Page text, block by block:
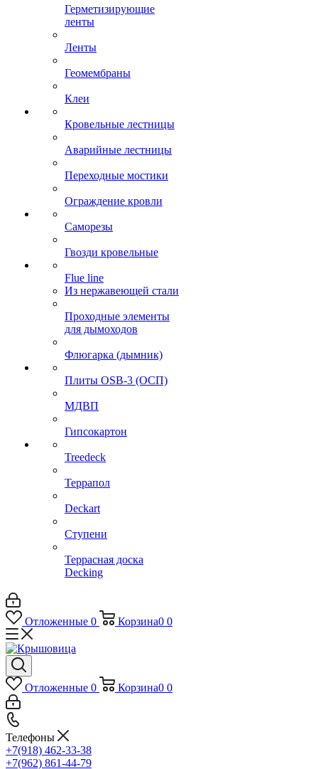
Герметизирующие
ленты
Ленты
Геомембраны
Клеи
Кровельные лестницы
Аварийные лестницы
Переходные мостики
Ограждение кровли
Саморезы
Гвозди кровельные
Flue line
Из нержавеющей стали
Проходные элементы
для дымоходов
Флюгарка (дымник)
Плиты OSB-3 (ОСП)
МДВП
Гипсокартон
Treedeck
Террапол
Deckart
Ступени
Террасная доска
Decking
Отложенные 0 Корзина0 0
Отложенные 0 Корзина0 0
Телефоны
+7(918) 462-33-38
+7(962) 861-44-79